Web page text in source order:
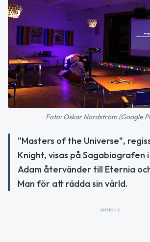
Foto: Oskar Nordström (Google
"Masters of the Universe",
Knight, visas på Sagabiografen
Adam återvänder till Eternia
Man för att rädda sin värld.
ANNONS